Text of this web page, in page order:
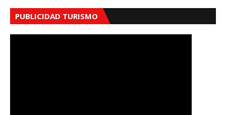
PUBLICIDAD TURISMO